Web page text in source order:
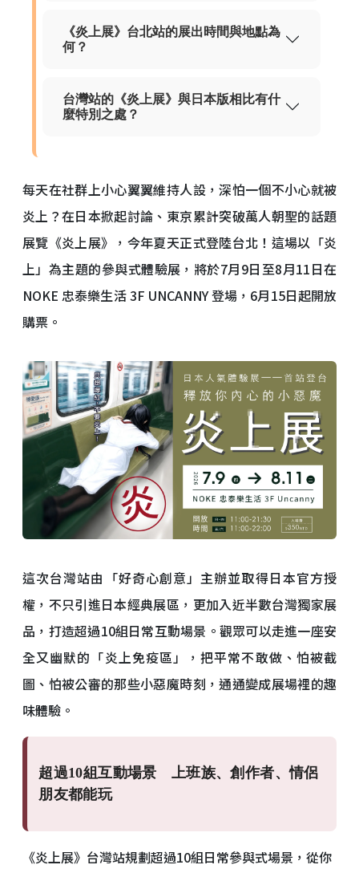
《炎上展》台北站的展出時間與地點為
何？
台灣站的《炎上展》與日本版相比有什
麼特別之處？
每天在社群上小心翼翼維持人設，深怕一個不小心就被
炎上？在日本掀起討論、東京累計突破萬人朝聖的話題
展覽《炎上展》，今年夏天正式登陸台北！這場以「炎
上」為主題的參與式體驗展，將於7月9日至8月11日在
NOKE 忠泰樂生活 3F UNCANNY 登場，6月15日起開放
購票。
這次台灣站由「好奇心創意」主辦並取得日本官方授
權，不只引進日本經典展區，更加入近半數台灣獨家展
品，打造超過10組日常互動場景。觀眾可以走進一座安
全又幽默的「炎上免疫區」，把平常不敢做、怕被截
圖、怕被公審的那些小惡魔時刻，通通變成展場裡的趣
味體驗。
超過10組互動場景 上班族、創作者、情侶
朋友都能玩
《炎上展》台灣站規劃超過10組日常參與式場景，從你